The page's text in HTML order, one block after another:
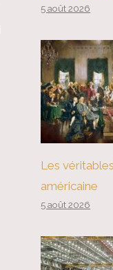
5 août 2026
Les
américaine
5 août 2026